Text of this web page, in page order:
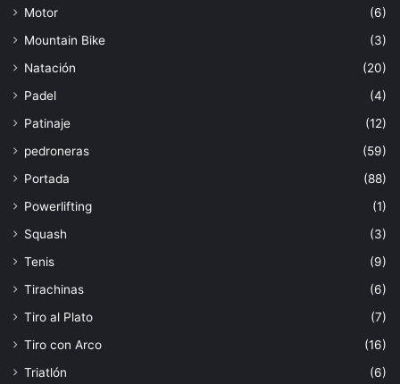
Motor
(6)
Mountain Bike
(3)
Natación
(20)
Padel
(4)
Patinaje
(12)
pedroneras
(59)
Portada
(88)
Powerlifting
(1)
Squash
(3)
Tenis
(9)
Tirachinas
(6)
Tiro al Plato
(7)
Tiro con Arco
(16)
Triatlón
(6)